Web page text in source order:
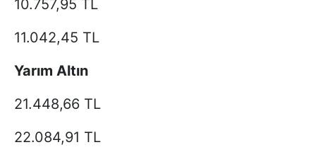
10.757,95 TL
11.042,45 TL
Yarım Altın
21.448,66 TL
22.084,91 TL